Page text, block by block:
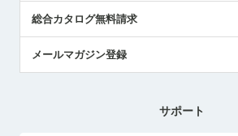
総合カタログ無料請求
メールマガジン登録
サポート